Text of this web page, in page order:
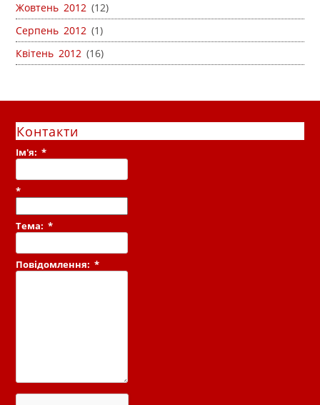
Жовтень 2012 (12)
Серпень 2012 (1)
Квітень 2012 (16)
Контакти
Ім'я:*
*
Тема:*
Повідомлення:*